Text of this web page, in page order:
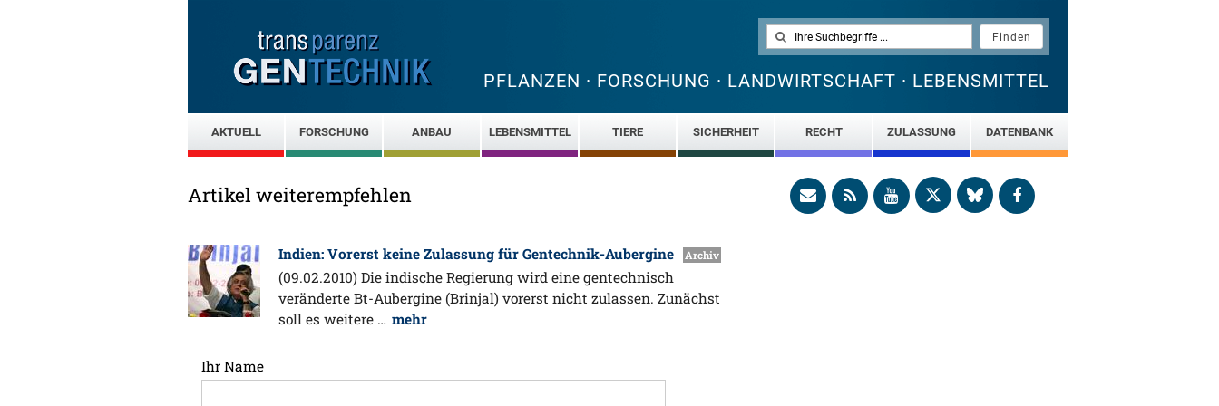
PFLANZEN · FORSCHUNG · LANDWIRTSCHAFT · LEBENSMITTEL
AKTUELL FORSCHUNG ANBAU LEBENSMITTEL TIERE SICHERHEIT RECHT ZULASSUNG DATENBANK
Artikel weiterempfehlen
Indien: Vorerst keine Zulassung für Gentechnik-Aubergine Archiv
(09.02.2010) Die indische Regierung wird eine gentechnisch
veränderte Bt-Aubergine (Brinjal) vorerst nicht zulassen. Zunächst
soll es weitere … mehr
Ihr Name